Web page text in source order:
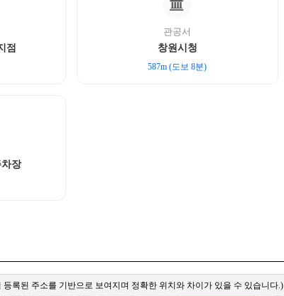
점
관공서
창원시청
587m (도보 8분)
장
등록된 주소를 기반으로 보여지며 정확한 위치와 차이가 있을 수 있습니다.)